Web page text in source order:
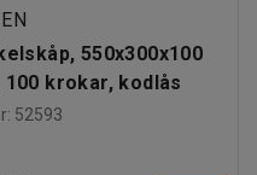
550x300x100
100 krokar, kodlås
: 52593